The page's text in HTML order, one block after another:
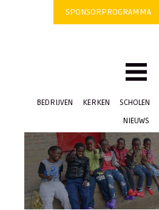
SPONSORPROGRAMMA
BEDRIJVEN KERKEN SCHOLEN
NIEUWS